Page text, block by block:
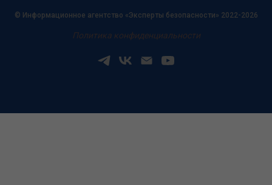
© Информационное агентство «Эксперты безопасности» 2022-2026
Политика конфиденциальности